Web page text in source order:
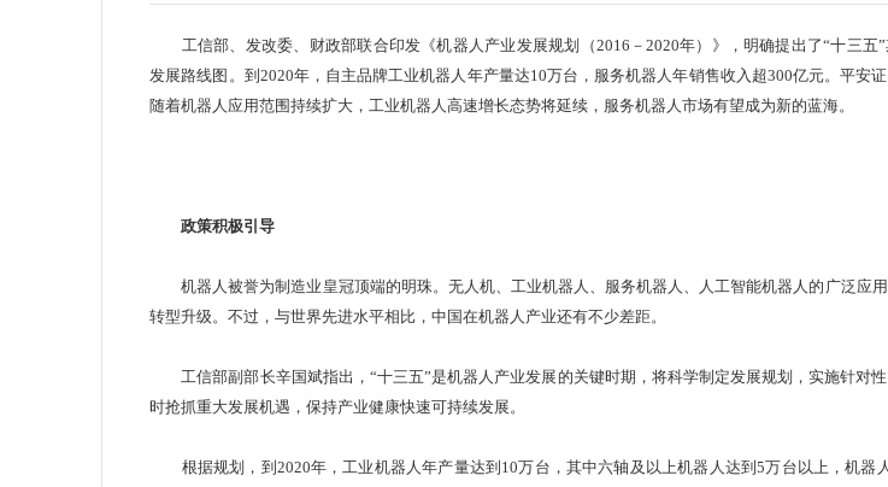
工信部、发改委、财政部联合印发《机器人产业发展规划（2016－2020年）》，明确提出了“十三五”
发展路线图。到2020年，自主品牌工业机器人年产量达10万台，服务机器人年销售收入超300亿元。平安证
随着机器人 应用范围持续扩大，工业机器人高速增长态势将延续， 服务机器人市场有望成为新的蓝海。
政策积极引导
机器人被誉为制造业皇冠顶端的明珠。无人机、工业机器人、服务机器人、人工智能机器人 的广泛应
转型升级。不过，与世界先进水平相比，中国在机器人产业还有不少差距。
工信部副部长辛国斌指出，“十三五”是机器人产业发展的关键时期，将科学制定发展规划，实施针对
时抢抓重大发展机遇，保持产业健康快速可持续发展。
根据规划，到2020年，工业机器人年产量达到10万台，其中六轴及以上机器人达到5万台以上，机器